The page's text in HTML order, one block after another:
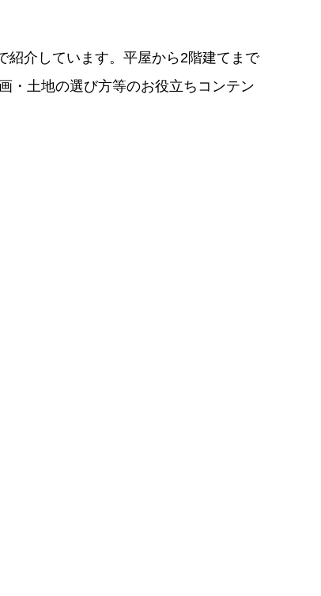
紹介しています。平屋から2階建てまで
・土地の選び方等のお役立ちコンテン